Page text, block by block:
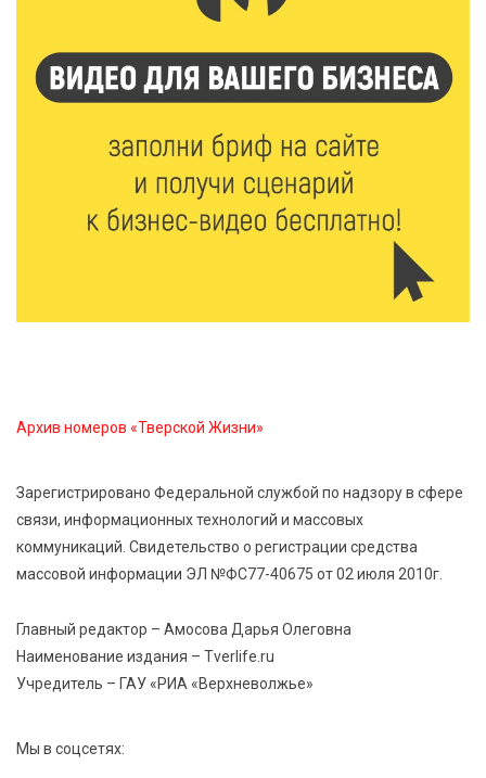
8 Авг 2026 10:21 847
Виталий Королев рассказал о доступном спорте
для жителей Верхневолжья
«Эстафету чемпионов» провели на площади
Оленинского Дома культуры
день
7 Авг 2026 23:02 548
В Тверской области стартовала четвертая смена:
инспекторы ГИБДД напомнили школьникам
правила безопасности в автобусах
Архив номеров «Тверской Жизни»
Зарегистрировано Федеральной службой по надзору в сфере
связи, информационных технологий и массовых
коммуникаций. Свидетельство о регистрации средства
массовой информации ЭЛ №ФС77-40675 от 02 июля 2010г.
Главный редактор – Амосова Дарья Олеговна
Наименование издания – Tverlife.ru
Учредитель – ГАУ «РИА «Верхневолжье»
Мы в соцсетях: